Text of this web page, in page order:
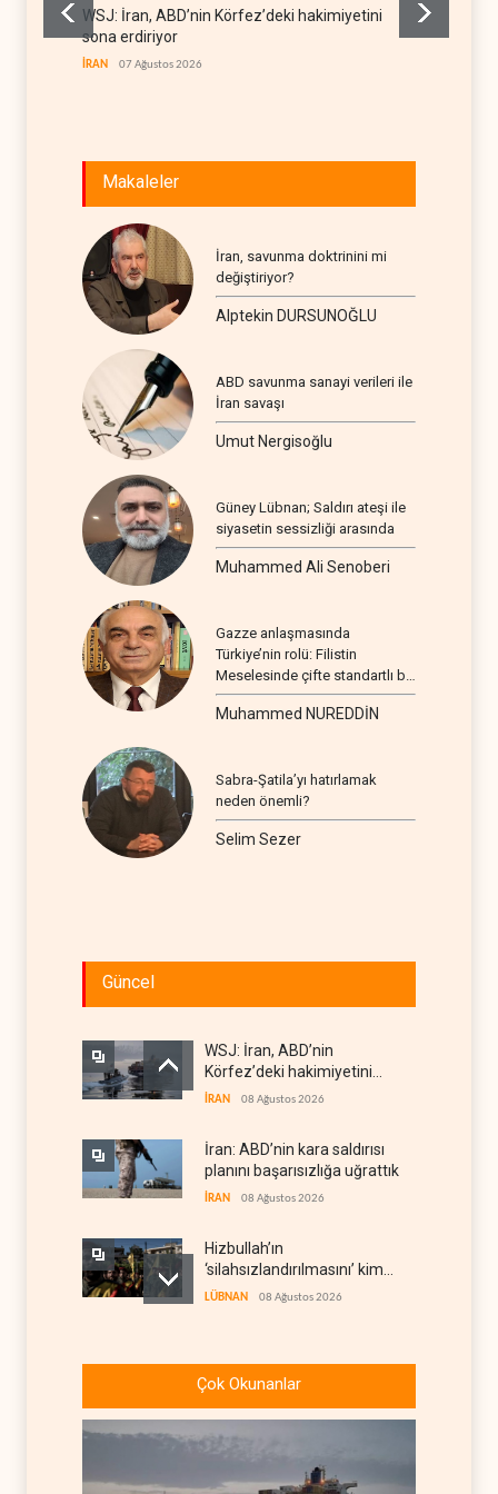
WSJ: İran, ABD’nin Körfez’deki hakimiyetini
sona erdiriyor
İRAN 07 Ağustos 2026
Makaleler
İran, savunma doktrinini mi
değiştiriyor?
Alptekin DURSUNOĞLU
ABD savunma sanayi verileri ile
İran savaşı
Umut Nergisoğlu
Güney Lübnan; Saldırı ateşi ile
siyasetin sessizliği arasında
Muhammed Ali Senoberi
Gazze anlaşmasında
Türkiye’nin rolü: Filistin
Meselesinde çifte standartlı bir
seyir
Muhammed NUREDDİN
Sabra-Şatila’yı hatırlamak
neden önemli?
Selim Sezer
Güncel
WSJ: İran, ABD’nin
Körfez’deki hakimiyetini
sona erdiriyor
İRAN 08 Ağustos 2026
İran: ABD’nin kara saldırısı
planını başarısızlığa uğrattık
İRAN 08 Ağustos 2026
Hizbullah’ın
‘silahsızlandırılmasını’ kim
denetleyecek?
LÜBNAN 08 Ağustos 2026
ganimeti’ yanıtı: Önce savaşı
kazan
Çok Okunanlar